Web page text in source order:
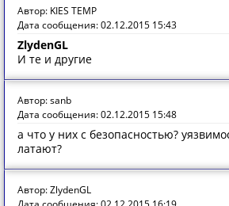
Автор: KIES TEMP
Дата сообщения: 02.12.2015 15:43
ZlydenGL
И те и другие
Автор: sanb
Дата сообщения: 02.12.2015 15:48
а что у них с безопасностью?
латают?
Автор: ZlydenGL